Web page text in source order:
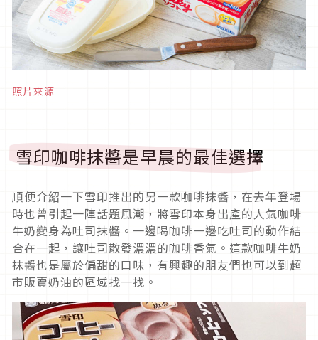
照片來源
雪印咖啡抹醬是早晨的最佳選擇
順便介紹一下雪印推出的另一款咖啡抹醬，在去年登場
時也曾引起一陣話題風潮，將雪印本身出產的人氣咖啡
牛奶變身為吐司抹醬。一邊喝咖啡一邊吃吐司的動作結
合在一起，讓吐司散發濃濃的咖啡香氣。這款咖啡牛奶
抹醬也是屬於偏甜的口味，有興趣的朋友們也可以到超
市販賣奶油的區域找一找。